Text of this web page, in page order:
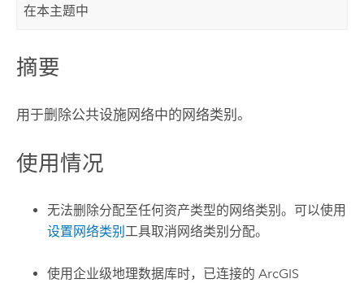
在本主题中
摘要
用于删除公共设施网络中的网络类别。
使用情况
无法删除分配至任何资产类型的网络类别。可以使用
设置网络类别工具取消网络类别分配。
使用企业级地理数据库时，已连接的ArcGIS